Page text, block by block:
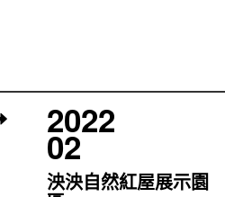
2022
02
泱泱自然紅屋展示園